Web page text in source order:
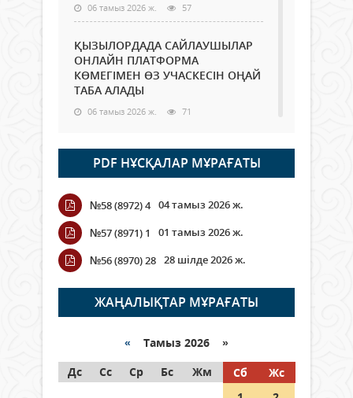
06 тамыз 2026 ж. 57
ҚЫЗЫЛОРДАДА САЙЛАУШЫЛАР
ОНЛАЙН ПЛАТФОРМА
КӨМЕГІМЕН ӨЗ УЧАСКЕСІН ОҢАЙ
ТАБА АЛАДЫ
06 тамыз 2026 ж. 71
Open Air: Қызылорда облысы
полиция департаменті 20
мыңнан астам көрерменнің
қауіпсіздігін қамтамасыз етті
06 тамыз 2026 ж.
Wi-Fi ҚАБЫРҒА АРҚЫЛЫ ҚАЛАЙ
ӨТЕДІ?
06 тамыз 2026 ж. 252
граждане Казахстана,
05 тамыз 2026 ж. 131
PDF НҰСҚАЛАР МҰРАҒАТЫ
№58 (8972) 4 04 тамыз 2026 ж.
№57 (8971) 1
01 тамыз 2026 ж.
№56 (8970) 28 28 шілде 2026 ж.
ЖАҢАЛЫҚТАР МҰРАҒАТЫ
« Тамыз 2026 »
Дс
Сс Ср Бс Жм Сб
Жс